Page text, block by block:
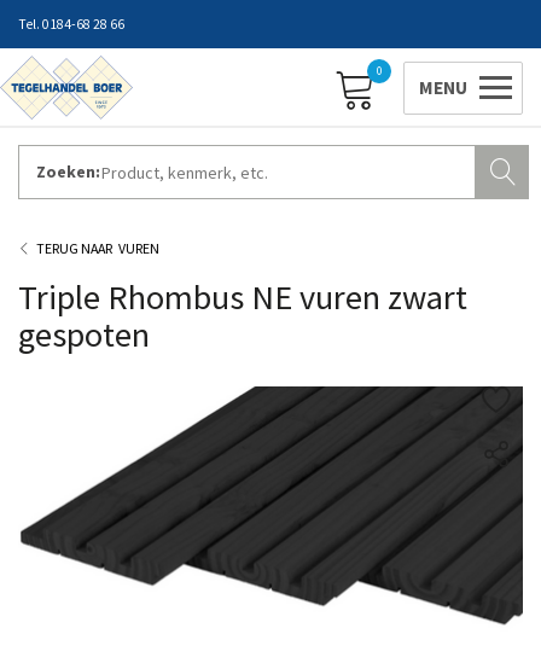
0184-68 28 66
0
Zoeken:
ZAKELIJK INLOGGEN
VUREN
Triple Rhombus NE vuren zwart
gespoten